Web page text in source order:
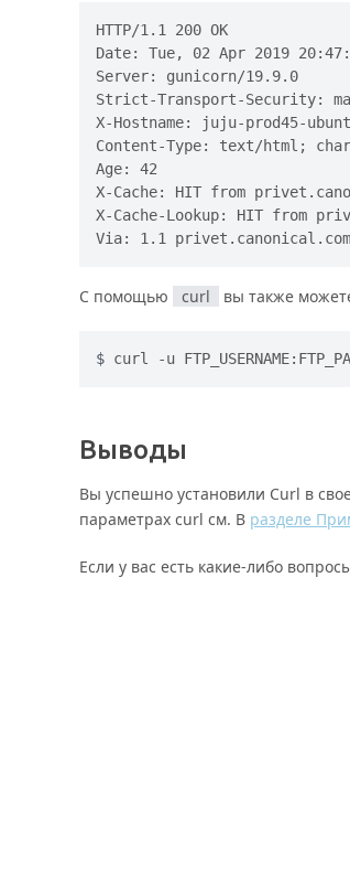
HTTP/1.1 200 OK
Date: Tue, 02 Apr 2019
Server: gunicorn/19.9.0
Strict-Transport-Security:
X-Hostname: juju-prod45-
Content-Type: text/html;
Age: 42
X-Cache: HIT from
X-Cache-Lookup: HIT from
С помощью curl вы также
curl -u
Выводы
Вы успешно установили Curl в
параметрах curl см. В разделе
Если у вас есть какие-либо